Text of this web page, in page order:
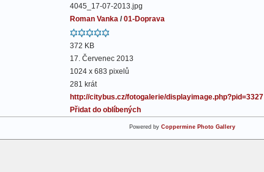
4045_17-07-2013.jpg
Roman Vanka /01-Doprava
372 KB
17. Červenec 2013
1024 x 683 pixelů
281 krát
http://citybus.cz/fotogalerie/displayimage.php?pid=3327
Přidat do oblíbených
Powered by Coppermine Photo Gallery